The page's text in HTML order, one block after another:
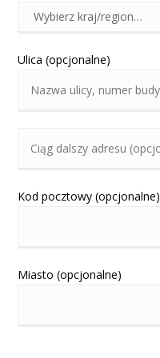
Ulica(opcjonalne)
Kod pocztowy(opcjonalne)
Miasto(opcjonalne)